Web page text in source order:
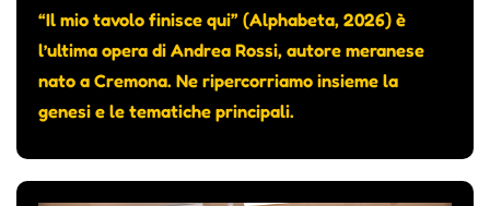
“Il mio tavolo finisce qui” (Alphabeta, 2026) è
l’ultima opera di Andrea Rossi, autore meranese
nato a Cremona. Ne ripercorriamo insieme la
genesi e le tematiche principali.